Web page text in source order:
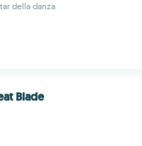
della danza
Blade